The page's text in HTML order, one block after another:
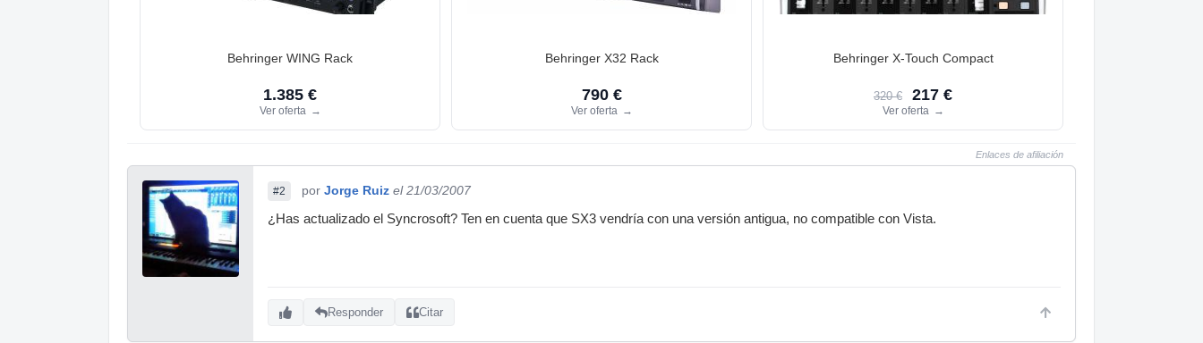
Behringer WING Rack
1.385 €
Ver oferta →
Behringer X32 Rack
790 €
Ver oferta →
Behringer X-Touch Compact
320 € 217 €
Ver oferta →
Enlaces de afiliación
#2 por Jorge Ruiz el 21/03/2007
¿Has actualizado el Syncrosoft? Ten en cuenta que SX3 vendría con una versión antigua, no compatible con Vista.
Responder Citar